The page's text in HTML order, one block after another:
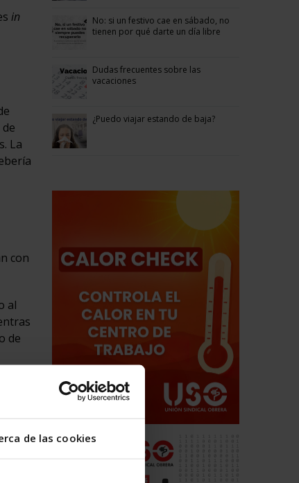
de las cookies
in
La
con
al
de
No: si un festivo cae en sábado, no
tienen por qué darte un día libre
Dudas frecuentes sobre las
vacaciones
¿Puedo viajar estando de baja?